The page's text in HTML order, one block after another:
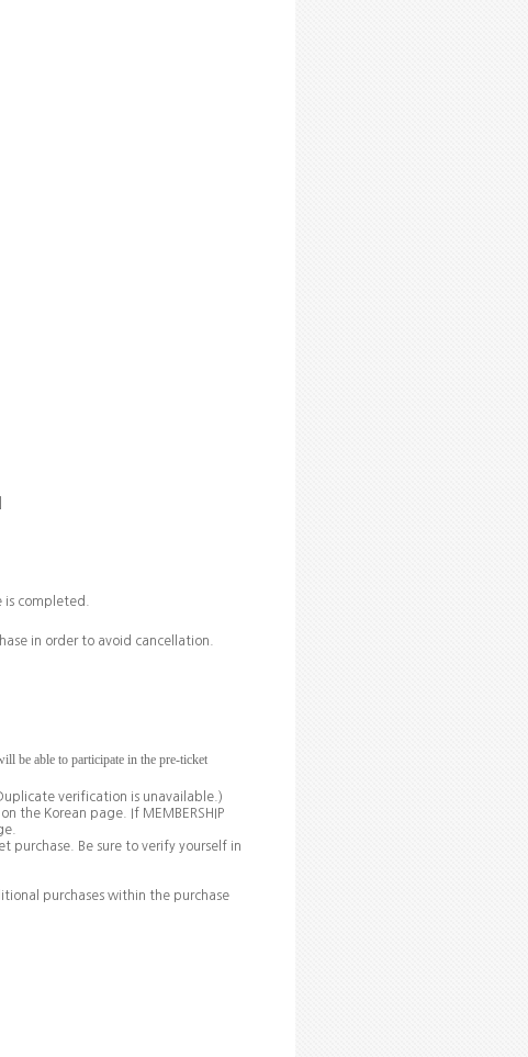
is completed.
in order to avoid cancellation.
be able to participate in the pre-ticket
verification is unavailable.)
the Korean page. If MEMBERSHIP
Be sure to verify yourself in
purchases within the purchase